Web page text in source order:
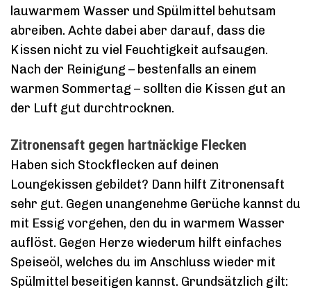
lauwarmem Wasser und Spülmittel behutsam
abreiben. Achte dabei aber darauf, dass die
Kissen nicht zu viel Feuchtigkeit aufsaugen.
Nach der Reinigung – bestenfalls an einem
warmen Sommertag – sollten die Kissen gut an
der Luft gut durchtrocknen.
Zitronensaft gegen hartnäckige Flecken
Haben sich Stockflecken auf deinen
Loungekissen gebildet? Dann hilft Zitronensaft
sehr gut. Gegen unangenehme Gerüche kannst du
mit Essig vorgehen, den du in warmem Wasser
auflöst. Gegen Herze wiederum hilft einfaches
Speiseöl, welches du im Anschluss wieder mit
Spülmittel beseitigen kannst. Grundsätzlich gilt: